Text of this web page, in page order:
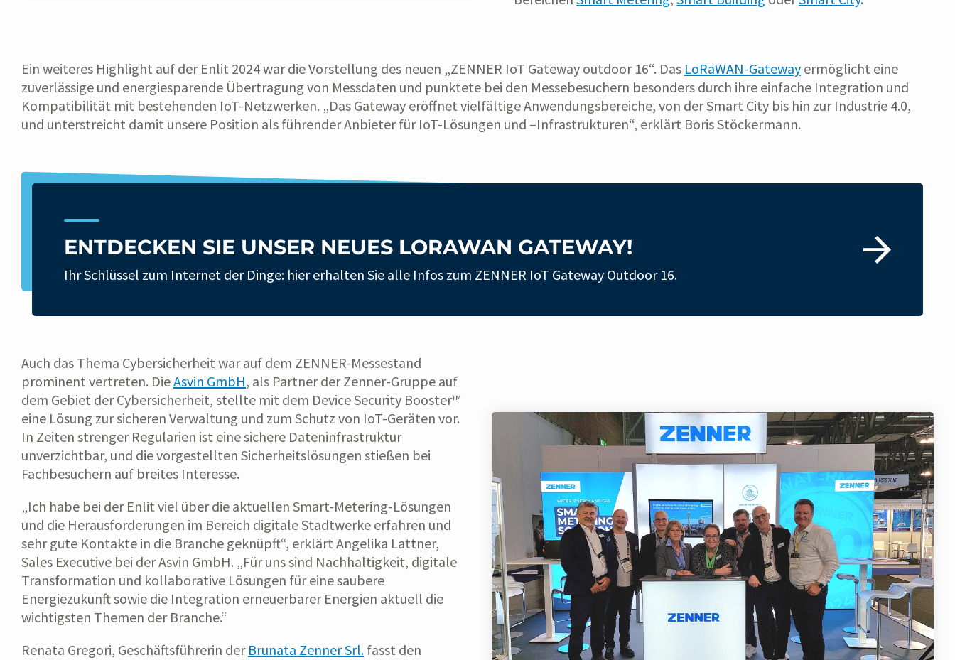
Ein weiteres Highlight auf der Enlit 2024 war die Vorstellung des neuen „ZENNER IoT Gateway outdoor 16“. Das LoRaWAN-Gateway ermöglicht eine
zuverlässige und energiesparende Übertragung von Messdaten und punktete bei den Messebesuchern besonders durch ihre einfache Integration und
Kompatibilität mit bestehenden IoT-Netzwerken. „Das Gateway eröffnet vielfältige Anwendungsbereiche, von der Smart City bis hin zur Industrie 4.0,
und unterstreicht damit unsere Position als führender Anbieter für IoT-Lösungen und –Infrastrukturen“, erklärt Boris Stöckermann.
ENTDECKEN SIE UNSER NEUES LORAWAN GATEWAY!
Ihr Schlüssel zum Internet der Dinge: hier erhalten Sie alle Infos zum ZENNER IoT Gateway Outdoor 16.
Auch das Thema Cybersicherheit war auf dem ZENNER-Messestand
prominent vertreten. DieAsvin GmbH, als Partner der Zenner-Gruppe auf
dem Gebiet der Cybersicherheit, stellte mit dem Device Security Booster™
eine Lösung zur sicheren Verwaltung und zum Schutz von IoT-Geräten vor.
In Zeiten strenger Regularien ist eine sichere Dateninfrastruktur
unverzichtbar, und die vorgestellten Sicherheitslösungen stießen bei
Fachbesuchern auf breites Interesse.
„Ich habe bei der Enlit viel über die aktuellen Smart-Metering-Lösungen
und die Herausforderungen im Bereich digitale Stadtwerke erfahren und
sehr gute Kontakte in die Branche geknüpft“, erklärt Angelika Lattner,
Sales Executive bei der Asvin GmbH. „Für uns sind Nachhaltigkeit, digitale
Transformation und kollaborative Lösungen für eine saubere
Energiezukunft sowie die Integration erneuerbarer Energien aktuell die
wichtigsten Themen der Branche.“
Renata Gregori, Geschäftsführerin der Brunata Zenner Srl. fasst den